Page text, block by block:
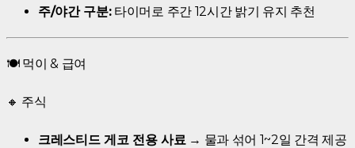
주/야간 구분:타이머로 주간 12시간 밝기 유지 추천
🍽️ 먹이 & 급여
🔸 주식
크레스티드 게코 전용 사료 → 물과 섞어 1~2일 간격 제공